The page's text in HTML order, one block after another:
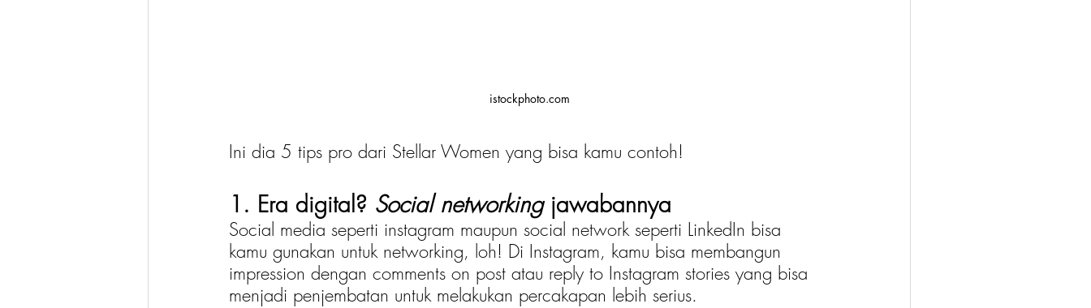
istockphoto.com
Ini dia 5 tips pro dari Stellar Women yang bisa kamu contoh!
1. Era digital? Social networking jawabannya
Social media seperti instagram maupun social network seperti LinkedIn bisa
kamu gunakan untuk networking, loh! Di Instagram, kamu bisa membangun
impression dengan comments on post atau reply to Instagram stories yang bisa
menjadi penjembatan untuk melakukan percakapan lebih serius.